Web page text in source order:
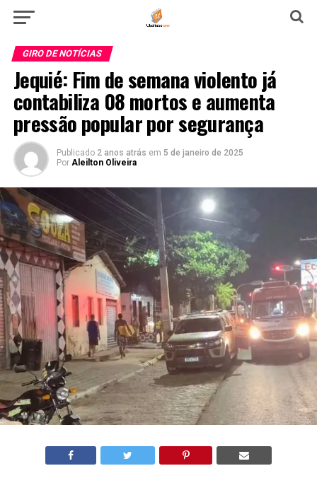
GIRO DE NOTÍCIAS
Jequié: Fim de semana violento já
contabiliza 08 mortos e aumenta
pressão popular por segurança
Publicado 2 anos atrás em 5 de janeiro de 2025
Por Aleilton Oliveira